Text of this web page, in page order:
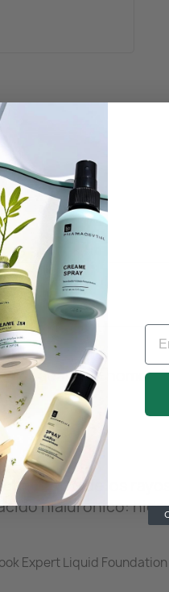
acabado
nocivo de los rayos
hialurónico:
Expert Liquid